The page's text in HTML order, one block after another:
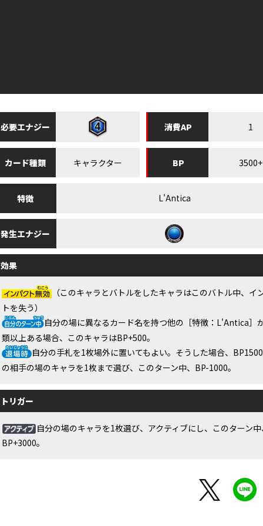
必要エナジー 消費AP 1
カード種類 キャラクター BP 3500+
特徴 L'Antica
発生エナジー
効果
（このキャラとバトルをしたキャラはこのバトル中、イ
トを失う）
自分の場に異なるカード名を持つ他の［特徴：L'Antica］
類以上ある場合、このキャラはBP+500。
自分の手札を1枚場外に置いてもよい。そうした場合、
の相手の場のキャラを1枚まで選び、このターン中、BP-1000。
トリガー
自分の場のキャラを1枚選び、アクティブにし、このターン中
BP+3000。